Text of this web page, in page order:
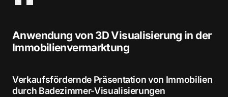
Anwendung von 3D Visualisierung in der
Immobilienvermarktung
Verkaufsfördernde Präsentation von Immobilien
durch Badezimmer-Visualisierungen